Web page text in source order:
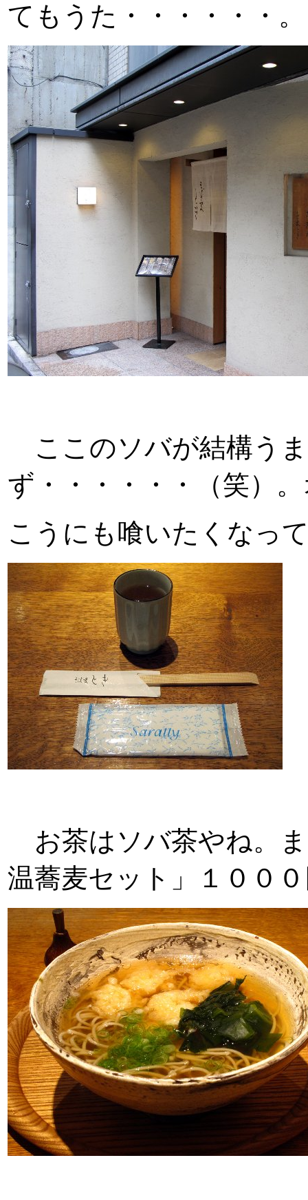
てもうた・・・・・・
ここのソバが結構う
ず・・・・・・（笑）
こうにも喰いたくなっ
お茶はソバ茶やね。
温蕎麦セット」１００